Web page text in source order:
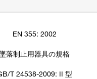
EN 355: 2002
落制止用器具の規格
T 24538-2009: II 型